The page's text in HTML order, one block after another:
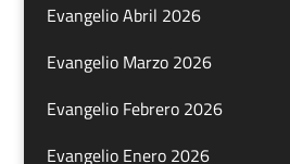
Evangelio Abril 2026
Evangelio Marzo 2026
Evangelio Febrero 2026
Evangelio Enero 2026